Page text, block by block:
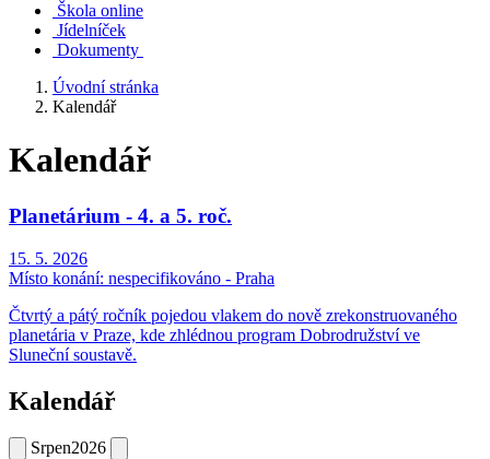
Škola online
Jídelníček
Dokumenty
Úvodní stránka
Kalendář
Kalendář
Planetárium - 4. a 5. roč.
15. 5. 2026
Místo konání: nespecifikováno - Praha
Čtvrtý a pátý ročník pojedou vlakem do nově zrekonstruovaného
planetária v Praze, kde zhlédnou program Dobrodružství ve
Sluneční soustavě.
Kalendář
Srpen2026